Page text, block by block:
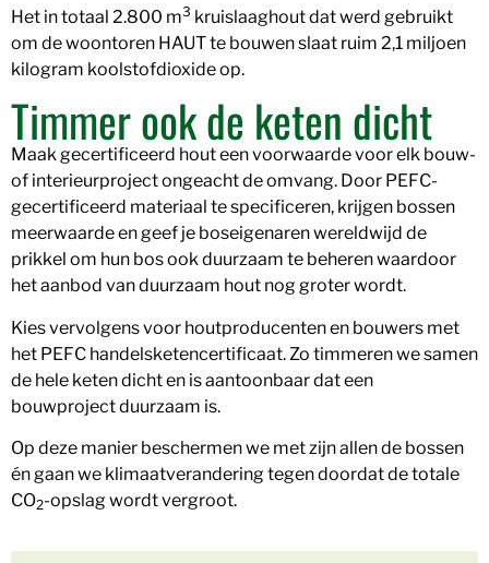
Het in totaal 2.800 m3 kruislaaghout dat werd gebruikt
om de woontoren HAUT te bouwen slaat ruim 2,1 miljoen
kilogram koolstofdioxide op.
Timmer ook de keten dicht
Maak gecertificeerd hout een voorwaarde voor elk bouw-
of interieurproject ongeacht de omvang. Door PEFC-
gecertificeerd materiaal te specificeren, krijgen bossen
meerwaarde en geef je boseigenaren wereldwijd de
prikkel om hun bos ook duurzaam te beheren waardoor
het aanbod van duurzaam hout nog groter wordt.
Kies vervolgens voor houtproducenten en bouwers met
het PEFC handelsketencertificaat. Zo timmeren we samen
de hele keten dicht en is aantoonbaar dat een
bouwproject duurzaam is.
Op deze manier beschermen we met zijn allen de bossen
én gaan we klimaatverandering tegen doordat de totale
CO2-opslag wordt vergroot.